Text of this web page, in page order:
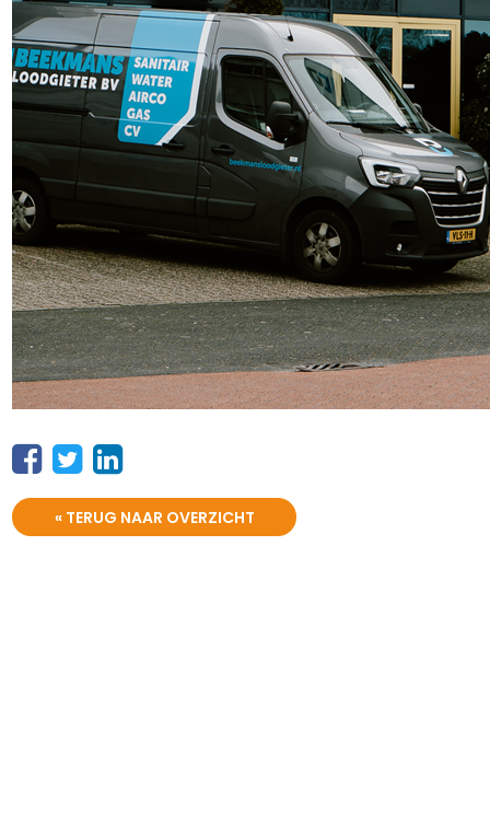
« TERUG NAAR OVERZICHT